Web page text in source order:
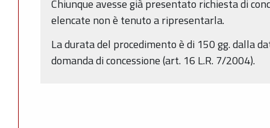
Chiunque avesse già presentato richiesta di
elencate non è tenuto a ripresentarla.
La durata del procedimento è di 150 gg. dalla
domanda di concessione (art. 16 L.R. 7/2004).